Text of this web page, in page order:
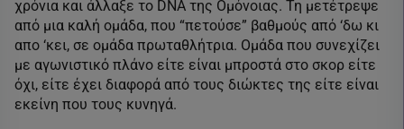
χρόνια και άλλαξε το DNA της Ομόνοιας. Τη μετέτρεψε
από μια καλή ομάδα, που “πετούσε” βαθμούς από ‘δω κι
απο ‘κει, σε ομάδα πρωταθλήτρια. Ομάδα που συνεχίζει
με αγωνιστικό πλάνο είτε είναι μπροστά στο σκορ είτε
όχι, είτε έχει διαφορά από τους διώκτες της είτε είναι
εκείνη που τους κυνηγά.